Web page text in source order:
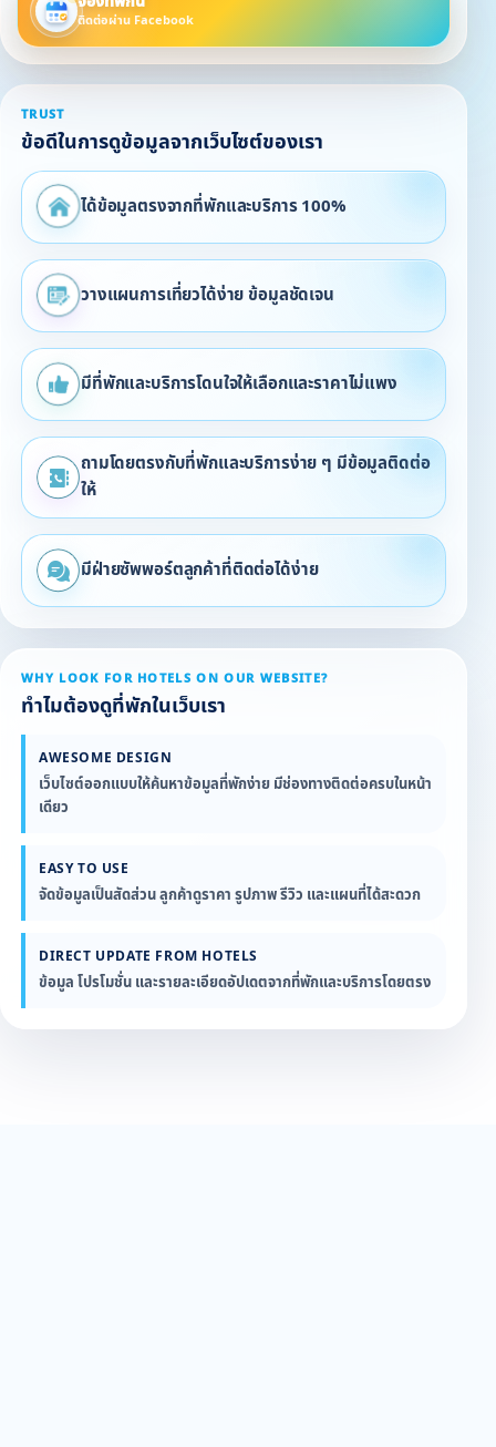
ติดต่อผ่าน Facebook
TRUST
ข้อดีในการดูข้อมูลจากเว็บไซต์ของเรา
ได้ข้อมูลตรงจากที่พักและบริการ 100%
วางแผนการเที่ยวได้ง่าย ข้อมูลชัดเจน
มีที่พักและบริการโดนใจให้เลือกและราคาไม่แพง
ถามโดยตรงกับที่พักและบริการง่าย ๆ มีข้อมูลติดต่อ
ให้
มีฝ่ายซัพพอร์ตลูกค้าที่ติดต่อได้ง่าย
WHY LOOK FOR HOTELS ON OUR WEBSITE?
ทำไมต้องดูที่พักในเว็บเรา
AWESOME DESIGN
เว็บไซต์ออกแบบให้ค้นหาข้อมูลที่พักง่าย มีช่องทางติดต่อครบในหน้า
เดียว
EASY TO USE
จัดข้อมูลเป็นสัดส่วน ลูกค้าดูราคา รูปภาพ รีวิว และแผนที่ได้สะดวก
DIRECT UPDATE FROM HOTELS
ข้อมูล โปรโมชั่น และรายละเอียดอัปเดตจากที่พักและบริการโดยตรง